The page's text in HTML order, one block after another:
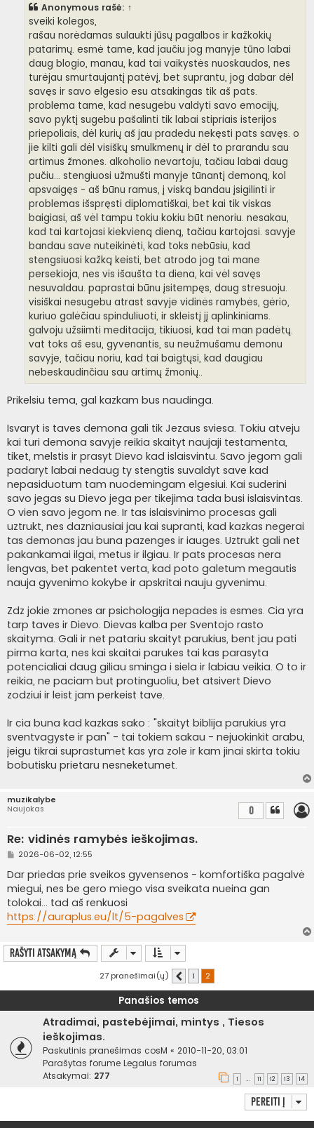
Anonymous rašė: ↑
sveiki kolegos,
rašau norėdamas sulaukti jūsų pagalbos ir kažkokių
patarimų. esmė tame, kad jaučiu jog manyje tūno labai
daug blogio, manau, kad tai vaikystės nuoskaudos, nes
turėjau smurtaujantį patėvį, bet suprantu, jog dabar dėl
savęs ir savo elgesio esu atsakingas tik aš pats.
problema tame, kad nesugebu valdyti savo emocijų,
savo pyktį sugebu pašalinti tik labai stipriais isterijos
priepoliais, dėl kurių aš jau pradedu nekęsti pats savęs. o
jie kilti gali dėl visiškų smulkmenų ir dėl to prarandu sau
artimus žmones. alkoholio nevartoju, tačiau labai daug
pučiu... stengiuosi užmušti manyje tūnantį demoną, kol
apsvaigęs - aš būnu ramus, į viską bandau įsigilinti ir
problemas išspręsti diplomatiškai, bet kai tik viskas
baigiasi, aš vėl tampu tokiu kokiu būt nenoriu. nesakau,
kad tai kartojasi kiekvieną dieną, tačiau kartojasi. savyje
bandau save nuteikinėti, kad toks nebūsiu, kad
stengsiuosi kažką keisti, bet atrodo jog tai mane
persekioja, nes vis išaušta ta diena, kai vėl savęs
nesuvaldau. paprastai būnu įsitempęs, daug stresuoju.
visiškai nesugebu atrast savyje vidinės ramybės, gėrio,
kuriuo galėčiau spinduliuoti, ir skleistį jį aplinkiniams.
galvoju užsiimti meditacija, tikiuosi, kad tai man padėtų.
vat toks aš esu, gyvenantis, su neužmušamu demonu
savyje, tačiau noriu, kad tai baigtųsi, kad daugiau
nebeskaudinčiau sau artimų žmonių..
Prikelsiu tema, gal kazkam bus naudinga.
Isvaryt is taves demona gali tik Jezaus sviesa. Tokiu atveju
kai turi demona savyje reikia skaityt naujaji testamenta,
tiket, melstis ir prasyt Dievo kad islaisvintu. Savo jegom gali
padaryt labai nedaug ty stengtis suvaldyt save kad
nepasiduotum tam nuodemingam elgesiui. Kai suderini
savo jegas su Dievo jega per tikejima tada busi islaisvintas.
O vien savo jegom ne. Ir tas islaisvinimo procesas gali
uztrukt, nes dazniausiai jau kai supranti, kad kazkas negerai
tas demonas jau buna pazenges ir iauges. Uztrukt gali net
pakankamai ilgai, metus ir ilgiau. Ir pats procesas nera
lengvas, bet pakentet verta, kad poto galetum megautis
nauja gyvenimo kokybe ir apskritai nauju gyvenimu.
Zdz jokie zmones ar psichologija nepades is esmes. Cia yra
tarp taves ir Dievo. Dievas kalba per Sventojo rasto
skaityma. Gali ir net patariu skaityt parukius, bent jau pati
pirma karta, nes kai skaitai parukes tai kas parasyta
potencialiai daug giliau sminga i siela ir labiau veikia. O to ir
reikia, ne paciam but protinguoliu, bet atsivert Dievo
zodziui ir leist jam perkeist tave.
Ir cia buna kad kazkas sako : "skaityt biblija parukius yra
sventvagyste ir pan" - tai tokiem sakau - nejuokinkit arabu,
jeigu tikrai suprastumet kas yra zole ir kam jinai skirta tokiu
bobutisku prietaru nesneketumet.
muzikalybe
Naujokas
Re: vidinės ramybės ieškojimas.
0
S
a
n
d
a
r
t
i
ė
2026-06-02, 12:55
Dar priedas prie sveikos gyvensenos - komfortiška pagalvė
miegui, nes be gero miego visa sveikata nueina gan
tolokai... tad aš renkuosi
https://auraplus.eu/lt/5-pagalves
Rašyti atsakymą
27 pranešimai(ų) Ankstesnis
1 2
Panašios temos
Atradimai, pastebėjimai, mintys , Tiesos
ieškojimas.
Paskutinis pranešimas cosM « 2010-11-20, 03:01
Parašytas forume Legalus forumas
Atsakymai: 277 1 … 11 12 13 14
Pereiti į